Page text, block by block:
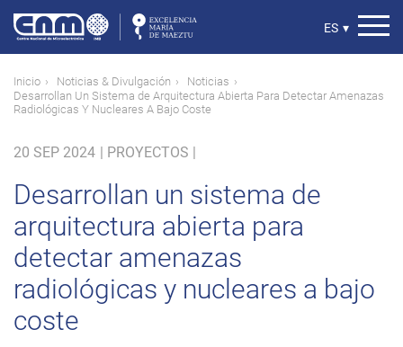
contenido
principal
Select
ES ▾
Ruta
de
Inicio Noticias & Divulgación
Noticias
Desarrollan Un Sistema de Arquitectura Abierta Para Detectar Amenazas
Radiológicas Y Nucleares A Bajo Coste
20 SEP 2024 | PROYECTOS |
Desarrollan un sistema de
arquitectura abierta para
detectar amenazas
radiológicas y nucleares a bajo
coste